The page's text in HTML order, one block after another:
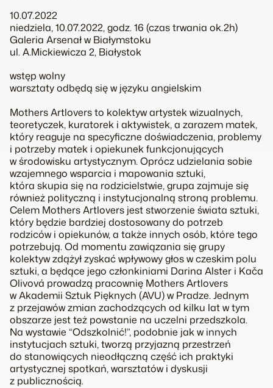
10.07.2022
niedziela, 10.07.2022, godz. 16 (czas trwania ok.2h)
Galeria Arsenał w Białymstoku
ul. A.Mickiewicza 2, Białystok
wstęp wolny
warsztaty odbędą się w języku angielskim
Mothers Artlovers to kolektyw artystek wizualnych,
teoretyczek, kuratorek i aktywistek, a zarazem matek,
który reaguje na specyficzne doświadczenia, problemy
i potrzeby matek i opiekunek funkcjonujących
w środowisku artystycznym. Oprócz udzielania sobie
wzajemnego wsparcia i mapowania sztuki,
która skupia się na rodzicielstwie, grupa zajmuje się
również polityczną i instytucjonalną stroną problemu.
Celem Mothers Artlovers jest stworzenie świata sztuki,
który będzie bardziej dostosowany do potrzeb
rodziców i opiekunów, a także innych osób, które tego
potrzebują. Od momentu zawiązania się grupy
kolektyw zdążył zyskać wpływowy głos w czeskim polu
sztuki, a będące jego członkiniami Darina Alster i Kača
Olivová prowadzą pracownię Mothers Artlovers
w Akademii Sztuk Pięknych (AVU) w Pradze. Jednym
z przejawów zmian zachodzących od kilku lat w tym
obszarze jest też powstanie na uczelni przedszkola.
Na wystawie “Odszkolnić!”, podobnie jak w innych
instytucjach sztuki, tworzą przyjazną przestrzeń
do stanowiących nieodłączną część ich praktyki
artystycznej spotkań, warsztatów i dyskusji
z publicznością.